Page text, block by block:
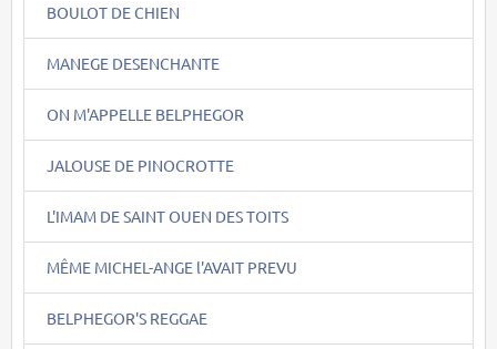
BOULOT DE CHIEN
MANEGE DESENCHANTE
ON M'APPELLE BELPHEGOR
JALOUSE DE PINOCROTTE
L'IMAM DE SAINT OUEN DES TOITS
MÊME MICHEL-ANGE l'AVAIT PREVU
BELPHEGOR'S REGGAE